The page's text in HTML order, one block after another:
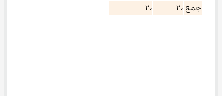
جمع ۲۰ ۲۰